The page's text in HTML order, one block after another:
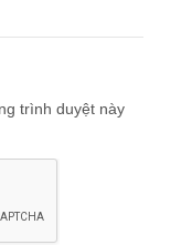
trình duyệt này